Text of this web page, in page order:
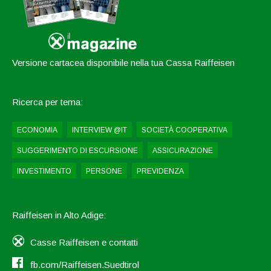
Versione cartacea disponibile nella tua Cassa Raiffeisen
Ricerca per tema:
ECONOMIA INTERVIEW @IT SOCIETÀ COOPERATIVA
SUGGERIMENTO DI ESCURSIONE ASSICURAZIONE
INVESTIMENTO PERSONE PREVIDENZA
Raiffeisen in Alto Adige:
Casse Raiffeisen e contatti
fb.com/Raiffeisen.Suedtirol